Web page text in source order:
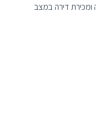
ומכירת דירה במצב